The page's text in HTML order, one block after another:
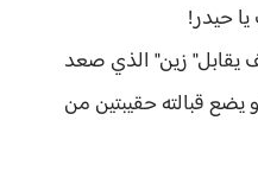
حيدر!
يقابل" زين" الذي صعد
يضع قبالته حقيبتين من